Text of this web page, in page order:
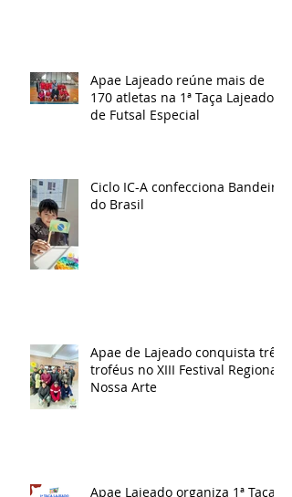
Apae Lajeado reúne mais de
170 atletas na 1ª Taça Lajeado
de Futsal Especial
Ciclo IC-A confecciona Bandeira
do Brasil
Apae de Lajeado conquista três
troféus no XIII Festival Regional
Nossa Arte
Apae Lajeado organiza 1ª Taça